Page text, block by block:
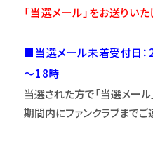
「当選メール」をお送りいた
■当選メール未着受付日：
～18時
当選された方で「当選メー
期間内にファンクラブまでご